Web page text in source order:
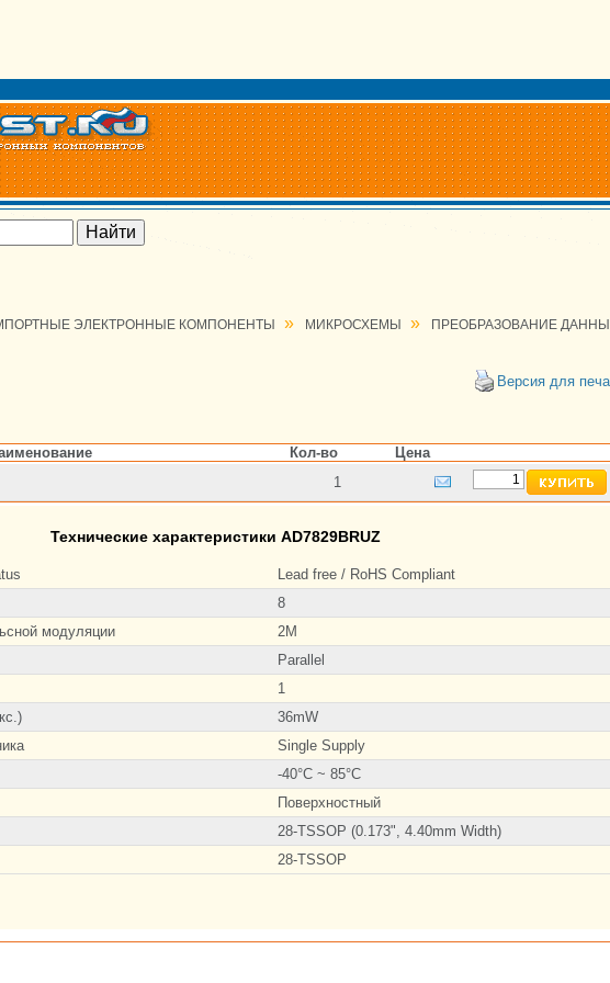
ЭЛЕКТРОННЫЕ КОМПОНЕНТЫ » МИКРОСХЕМЫ » ПРЕОБРАЗОВАНИЕ
Версия для
Кол-во
Цена
1
Технические характеристики AD7829BRUZ
Lead free / RoHS Compliant
8
модуляции
2M
Parallel
1
36mW
Single Supply
-40°C ~ 85°C
Поверхностный
28-TSSOP (0.173", 4.40mm Width)
28-TSSOP